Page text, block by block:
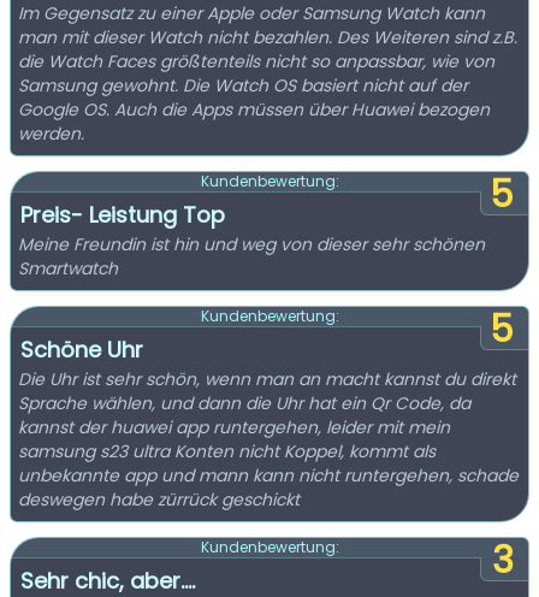
Im Gegensatz zu einer Apple oder Samsung Watch kann
man mit dieser Watch nicht bezahlen. Des Weiteren sind z.B.
die Watch Faces größtenteils nicht so anpassbar, wie von
Samsung gewohnt. Die Watch OS basiert nicht auf der
Google OS. Auch die Apps müssen über Huawei bezogen
werden.
5
Kundenbewertung:
Preis- Leistung Top
Meine Freundin ist hin und weg von dieser sehr schönen
Smartwatch
5
Kundenbewertung:
Schöne Uhr
Die Uhr ist sehr schön, wenn man an macht kannst du direkt
Sprache wählen, und dann die Uhr hat ein Qr Code, da
kannst der huawei app runtergehen, leider mit mein
samsung s23 ultra Konten nicht Koppel, kommt als
unbekannte app und mann kann nicht runtergehen, schade
deswegen habe zürrück geschickt
3
Kundenbewertung:
Sehr chic, aber....